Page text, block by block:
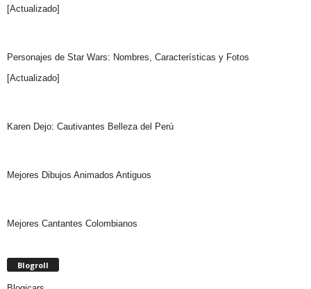
[Actualizado]
Personajes de Star Wars: Nombres, Características y Fotos
[Actualizado]
Karen Dejo: Cautivantes Belleza del Perú
Mejores Dibujos Animados Antiguos
Mejores Cantantes Colombianos
Blogroll